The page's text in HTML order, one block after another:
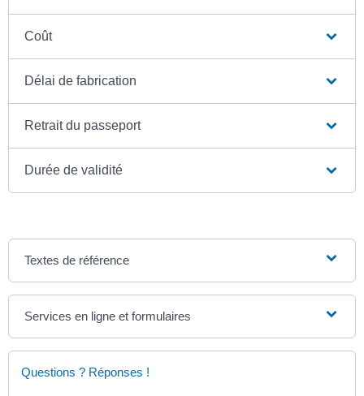
Coût
Délai de fabrication
Retrait du passeport
Durée de validité
Textes de référence
Services en ligne et formulaires
Questions ? Réponses !